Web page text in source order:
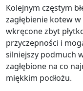
Kolejnym częstym
zagłębienie kotew
wkręcone zbyt
przyczepności i
silniejszy podmuch
zagłębione na co
miękkim podłożu.